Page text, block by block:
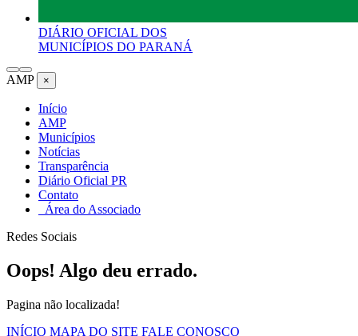
DIÁRIO OFICIAL DOS
MUNICÍPIOS DO PARANÁ
AMP ×
Início
AMP
Municípios
Notícias
Transparência
Diário Oficial PR
Contato
Área do Associado
Redes Sociais
Oops! Algo deu errado.
Pagina não localizada!
INÍCIO MAPA DO SITE FALE CONOSCO